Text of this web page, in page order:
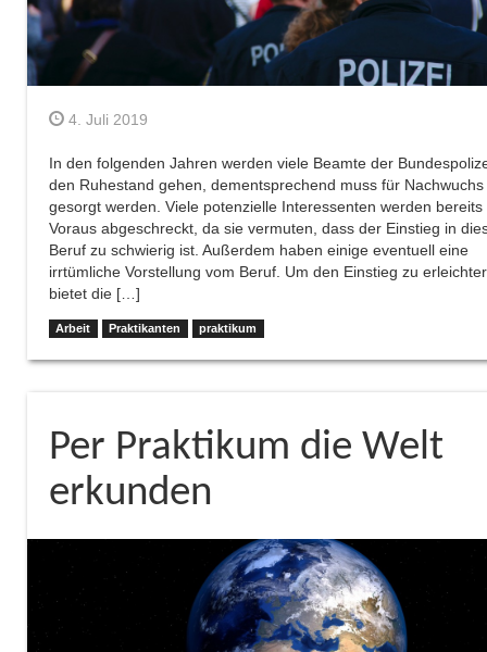
4. Juli 2019
In den folgenden Jahren werden viele Beamte der
den Ruhestand gehen, dementsprechend muss für Nachwuchs
gesorgt werden. Viele potenzielle Interessenten werden bereits
Voraus abgeschreckt, da sie vermuten, dass der Einstieg in
Beruf zu schwierig ist. Außerdem haben einige eventuell eine
irrtümliche Vorstellung vom Beruf. Um den Einstieg zu
bietet die […]
Arbeit Praktikanten praktikum
Per Praktikum die Welt
erkunden